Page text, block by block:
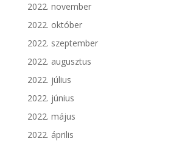
2022. november
2022. október
2022. szeptember
2022. augusztus
2022. július
2022. június
2022. május
2022. április